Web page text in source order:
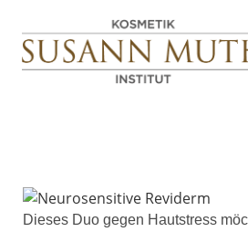
Dieses Duo gegen Hautstress